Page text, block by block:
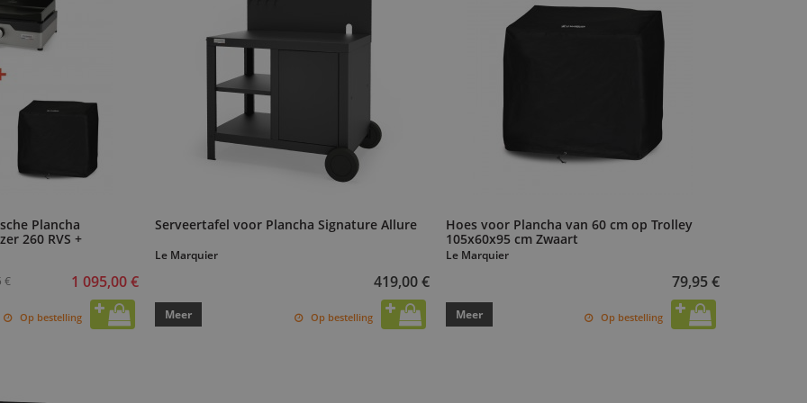
Plancha
260 RVS +
€ 1 095,00 €
Op bestelling
Serveertafel voor Plancha Signature Allure
Le Marquier
419,00 €
Meer Op bestelling
Hoes voor Plancha van 60 cm op Trolley
105x60x95 cm Zwaart
Le Marquier
79,95 €
Meer Op bestelling